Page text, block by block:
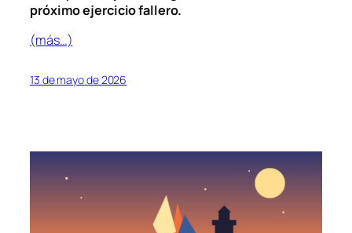
próximo ejercicio fallero.
(más…)
13 de mayo de 2026